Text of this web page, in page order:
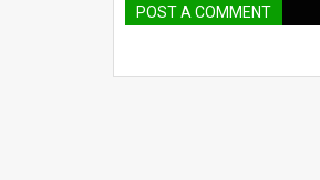
POST A COMMENT